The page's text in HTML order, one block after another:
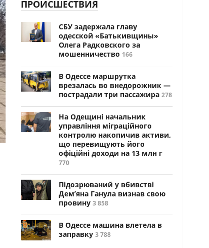
ПРОИСШЕСТВИЯ
СБУ задержала главу
одесской «Батькивщины»
Олега Радковского за
мошенничество 166
В Одессе маршрутка
врезалась во внедорожник —
пострадали три пассажира 278
На Одещині начальник
управління міграційного
контролю накопичив активи,
що перевищують його
офіційні доходи на 13 млн г
770
Підозрюваний у вбивстві
Дем’яна Ганула визнав свою
провину 3 858
В Одессе машина влетела в
заправку 3 788